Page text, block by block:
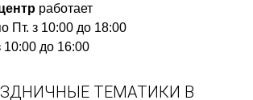
работает
Пт. з 10:00 до 18:00
10:00 до 16:00
ТЕМАТИКИ В